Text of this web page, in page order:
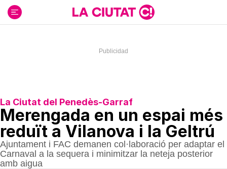
contenido
La Ciutat del Penedès-Garraf
Merengada en un espai més
reduït a Vilanova i la Geltrú
Ajuntament i FAC demanen col·laboració per adaptar el
Carnaval a la sequera i minimitzar la neteja posterior
amb aigua